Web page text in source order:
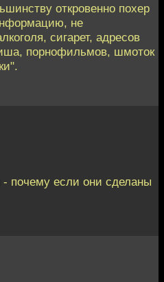
откровенно похер
не
сигарет, адресов
порнофильмов, шмоток
почему если они сделаны